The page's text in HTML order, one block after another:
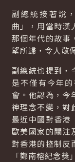
副總統接著說
曲」，用當時漢
那個年代的故事
望所歸，令人敬
副總統也提到，
是不僅有今年
會。他認為，今
神理念不變，對
最近中國對香港
歐美國家的關注
對香港的控制反
「鄭南榕紀念獎